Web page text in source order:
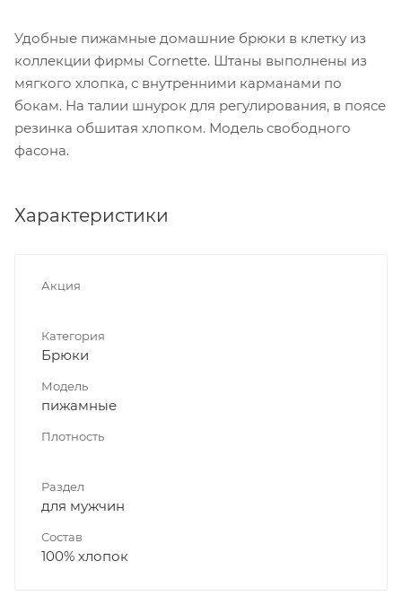
Удобные пижамные домашние брюки в клетку из
коллекции фирмы Cornette. Штаны выполнены из
мягкого хлопка, с внутренними карманами по
бокам. На талии шнурок для регулирования, в поясе
резинка обшитая хлопком. Модель свободного
фасона.
Характеристики
Акция
Категория
Брюки
Модель
пижамные
Плотность
Раздел
для мужчин
Состав
100% хлопок